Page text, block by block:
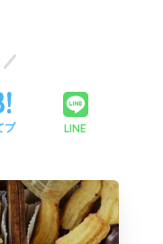
ブ LINE